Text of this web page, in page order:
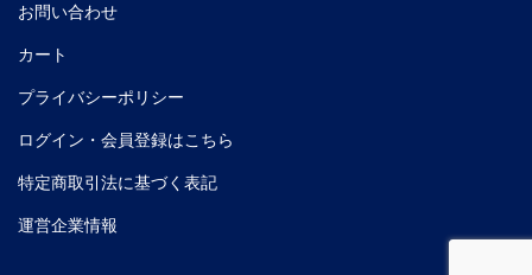
お問い合わせ
カート
プライバシーポリシー
ログイン・会員登録はこちら
特定商取引法に基づく表記
運営企業情報